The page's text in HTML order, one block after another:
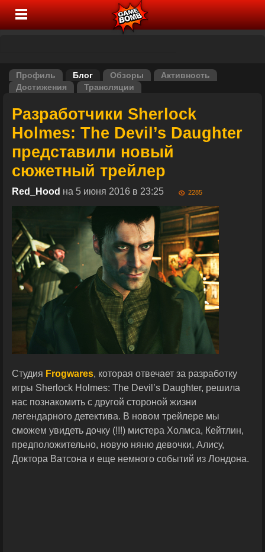
Профиль Блог Обзоры
Активность
Достижения
Трансляции
Разработчики Sherlock
Holmes: The Devil’s Daughter
представили новый
сюжетный трейлер
Red_Hood на 5 июня 2016 в 23:25 2285
Студия Frogwares, которая отвечает за разработку
игры Sherlock Holmes: The Devil’s Daughter, решила
нас познакомить с другой стороной жизни
легендарного детектива. В новом трейлере мы
сможем увидеть дочку (!!!) мистера Холмса, Кейтлин,
предположительно, новую няню девочки, Алису,
Доктора Ватсона и еще немного событий из Лондона.